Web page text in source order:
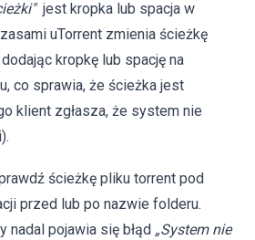
jest kropka lub spacja w
uTorrent zmienia ścieżkę
kropkę lub spację na
co sprawia, że ścieżka jest
klient zgłasza, że system nie
ścieżkę pliku torrent pod
przed lub po nazwie folderu.
nadal pojawia się błąd „System nie